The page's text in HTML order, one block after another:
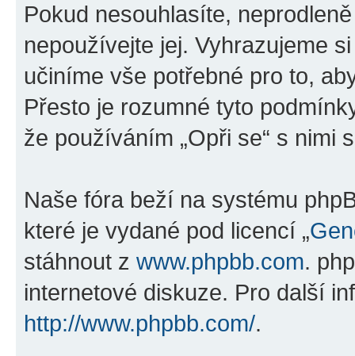
Pokud nesouhlasíte,
nepoužívejte jej. Vyhrazujeme
učiníme vše potřebné pro to,
Přesto je rozumné tyto
že používáním „Opři se“ s nimi
Naše fóra beží na systému
které je vydané pod licencí „
stáhnout z www.phpbb.com.
internetové diskuze. Pro další
http://www.phpbb.com/.